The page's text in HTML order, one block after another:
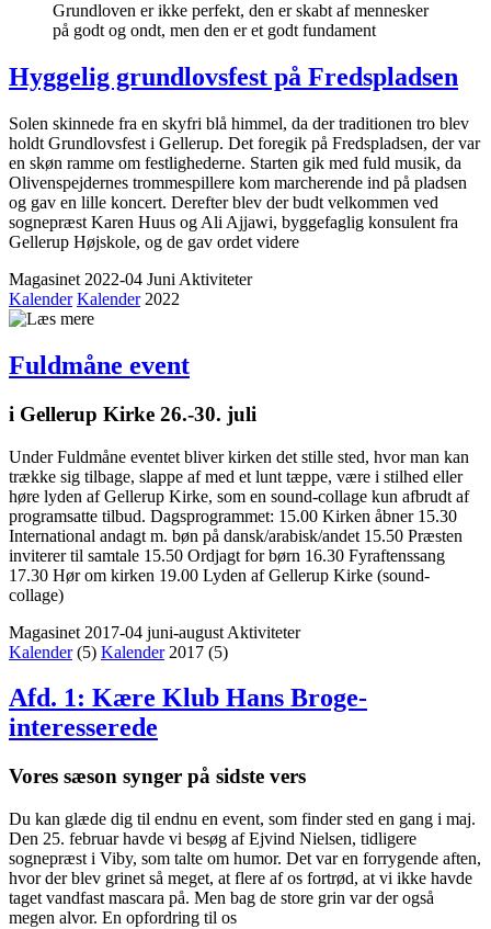
Grundloven er ikke perfekt, den er skabt af mennesker
på godt og ondt, men den er et godt fundament
Hyggelig grundlovsfest på Fredspladsen
Solen skinnede fra en skyfri blå himmel, da der traditionen tro blev
holdt Grundlovsfest i Gellerup. Det foregik på Fredspladsen, der var
en skøn ramme om festlighederne. Starten gik med fuld musik, da
Olivenspejdernes trommespillere kom marcherende ind på pladsen
og gav en lille koncert. Derefter blev der budt velkommen ved
sognepræst Karen Huus og Ali Ajjawi, byggefaglig konsulent fra
Gellerup Højskole, og de gav ordet videre
Magasinet 2022-04 Juni Aktiviteter
Kalender Kalender2022
Fuldmåne event
i Gellerup Kirke 26.-30. juli
Under Fuldmåne eventet bliver kirken det stille sted, hvor man kan
trække sig tilbage, slappe af med et lunt tæppe, være i stilhed eller
høre lyden af Gellerup Kirke, som en sound-collage kun afbrudt af
programsatte tilbud. Dagsprogrammet: 15.00 Kirken åbner 15.30
International andagt m. bøn på dansk/arabisk/andet 15.50 Præsten
inviterer til samtale 15.50 Ordjagt for børn 16.30 Fyraftenssang
17.30 Hør om kirken 19.00 Lyden af Gellerup Kirke (sound-
collage)
Magasinet 2017-04 juni-august Aktiviteter
Kalender (5) Kalender2017 (5)
Afd. 1: Kære Klub Hans Broge-
interesserede
Vores sæson synger på sidste vers
Du kan glæde dig til endnu en event, som finder sted en gang i maj.
Den 25. februar havde vi besøg af Ejvind Nielsen, tidligere
sognepræst i Viby, som talte om humor. Det var en forrygende aften,
hvor der blev grinet så meget, at flere af os fortrød, at vi ikke havde
taget vandfast mascara på. Men bag de store grin var der også
megen alvor. En opfordring til os